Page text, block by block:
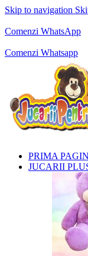
Skip to navigation
Comenzi WhatsApp
Comenzi Whatsapp
PRIMA
JUCARII